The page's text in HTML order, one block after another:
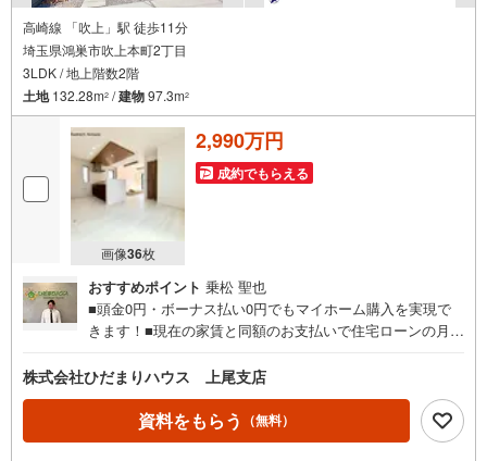
高崎線 「吹上」駅 徒歩11分
埼玉県鴻巣市吹上本町2丁目
3LDK / 地上階数2階
土地132.28m2 /建物97.3m2
画像36枚
2,990万円
成約でもらえる
おすすめポイント 乗松 聖也
■頭金0円・ボーナス払い0円でもマイホーム購入を実現で
きます！■現在の家賃と同額のお支払いで住宅ローンの月々
明器具なども住宅ローンに組み入れられる時期です☆彡■住
宅ローン事前相談にてマイホーム購入後の住宅ローン返済
額を事前に知ることができ、住宅ローン審査も安心して行
えます。■大きな買い物だからこそ、一つひとつ納得しなが
株式会社ひだまりハウス 上尾支店
資料をもらう （無料）